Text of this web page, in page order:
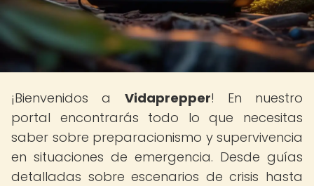
¡Bienvenidos a Vidaprepper! En nuestro
portal encontrarás todo lo que necesitas
saber sobre preparacionismo y supervivencia
en situaciones de emergencia. Desde guías
detalladas sobre escenarios de crisis hasta